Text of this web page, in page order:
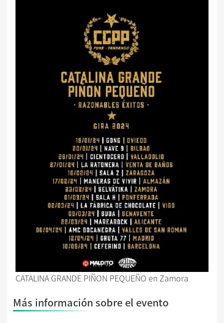
CATALINA GRANDE PIÑON PEQUEÑO en Zamora
Más información sobre el evento